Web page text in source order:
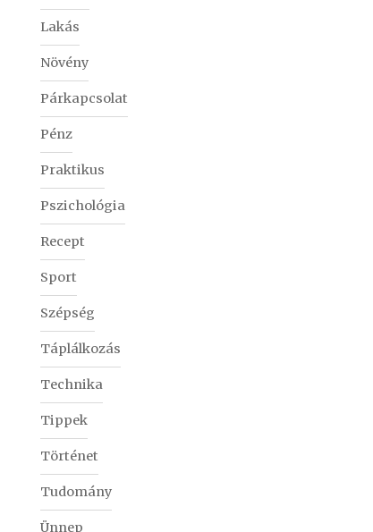
Lakás
Növény
Párkapcsolat
Pénz
Praktikus
Pszichológia
Recept
Sport
Szépség
Táplálkozás
Technika
Tippek
Történet
Tudomány
Ünnep